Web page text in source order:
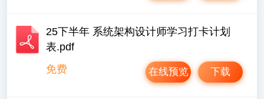
25下半年 系统架构设计师学习打卡计划
表.pdf
免费
下载
在线预览